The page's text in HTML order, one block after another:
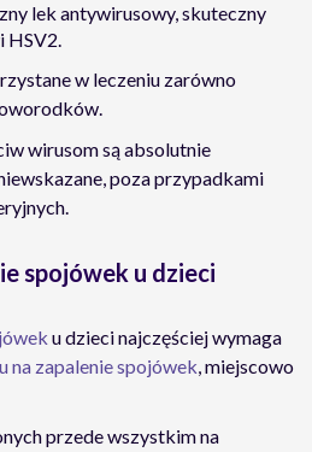
lek antywirusowy, skuteczny
HSV2.
w leczeniu zarówno
wirusom są absolutnie
poza przypadkami
spojówek u dzieci
u dziecinajczęściej wymaga
na zapalenie spojówek, miejscowo
przede wszystkim na